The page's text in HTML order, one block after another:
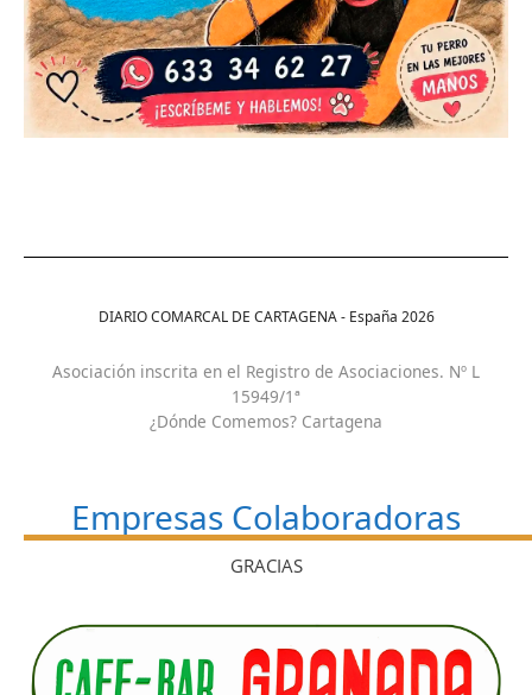
DIARIO COMARCAL DE CARTAGENA - España 2026
Asociación inscrita en el Registro de Asociaciones. Nº L
15949/1ª
¿Dónde Comemos? Cartagena
Empresas Colaboradoras
GRACIAS